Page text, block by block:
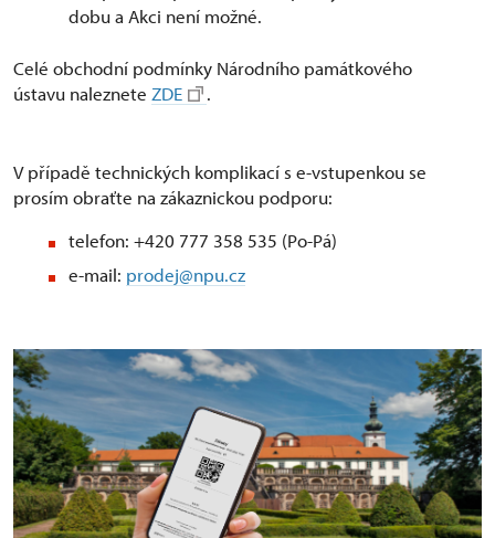
dobu a Akci není možné.
Celé obchodní podmínky Národního památkového
ústavu naleznete ZDE .
V případě technických komplikací s e-vstupenkou se
prosím obraťte na zákaznickou podporu:
telefon: +420 777 358 535 (Po-Pá)
e-mail: prodej@npu.cz